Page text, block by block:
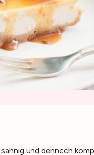
und dennoch